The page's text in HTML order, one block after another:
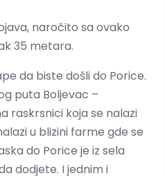
naročito sa ovako
35 metara.
da biste došli do Porice.
puta Boljevac –
raskrsnici koja se nalazi
u blizini farme gde se
do Porice je iz sela
dodjete. I jednim i